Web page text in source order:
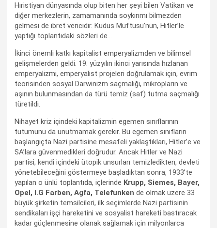
Hıristiyan dünyasında olup biten her şeyi bilen Vatikan ve
diğer merkezlerin, zamamanında soykırımı bilmezden
gelmesi de ibret vericidir. Kudüs Müftüsü’nün, Hitler’le
yaptığı toplantıdaki sözleri de…
İkinci önemli katkı kapitalist emperyalizmden ve bilimsel
gelişmelerden geldi. 19. yüzyılın ikinci yarısında hızlanan
emperyalizmi, emperyalist projeleri doğrulamak için, evrim
teorisinden sosyal Darwinizm saçmalığı, mikropların ve
aşının bulunmasından da türü temiz (saf) tutma saçmalığı
türetildi.
Nihayet kriz içindeki kapitalizmin egemen sınıflarının
tutumunu da unutmamak gerekir. Bu egemen sınıfların
başlangıçta Nazi partisine mesafeli yaklaştıkları, Hitler’e ve
SA’lara güvenmedikleri doğrudur. Ancak Hitler ve Nazi
partisi, kendi içindeki ütopik unsurları temizledikten, devleti
yönetebileceğini göstermeye başladıktan sonra, 1933’te
yapılan o ünlü toplantıda, içlerinde Krupp, Siemes, Bayer,
Opel, I.G Farben, Agfa, Telefunken de olmak üzere 33
büyük şirketin temsilcileri, ilk seçimlerde Nazi partisinin
sendikaları işçi hareketini ve sosyalist hareketi bastıracak
kadar güçlenmesine olanak sağlamak için milyonlarca